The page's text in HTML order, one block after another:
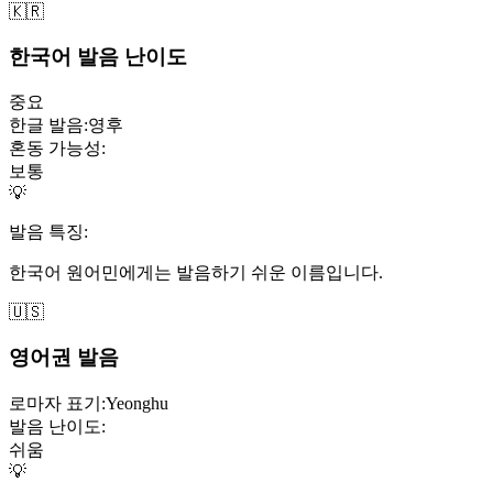
🇰🇷
한국어 발음 난이도
중요
한글 발음:영후
혼동 가능성:
보통
💡
발음 특징:
한국어 원어민에게는 발음하기 쉬운 이름입니다.
🇺🇸
영어권 발음
로마자 표기:Yeonghu
발음 난이도:
쉬움
💡